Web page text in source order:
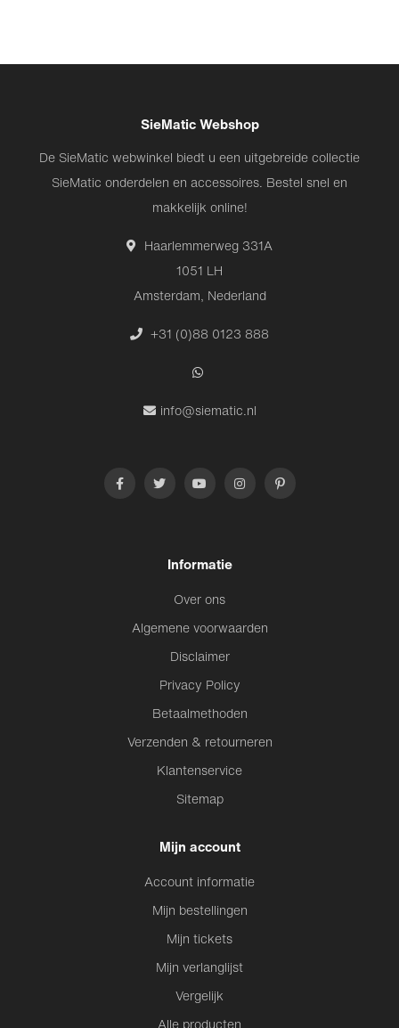
Kies uw gewenste afwerking, selecteerd één of meerdere
kleurvarianten van de keukenfronten en bestel nu de
materiaalstalen in één klik online!
SieMatic Webshop
De SieMatic webwinkel biedt u een uitgebreide collectie
SieMatic onderdelen en accessoires. Bestel snel en
makkelijk online!
Haarlemmerweg 331A
1051 LH
Amsterdam, Nederland
+31 (0)88 0123 888
info@siematic.nl
Informatie
Over ons
Algemene voorwaarden
Disclaimer
Privacy Policy
Betaalmethoden
Verzenden & retourneren
Klantenservice
Sitemap
Mijn account
Account informatie
Mijn bestellingen
Mijn tickets
Mijn verlanglijst
Vergelijk
Alle producten